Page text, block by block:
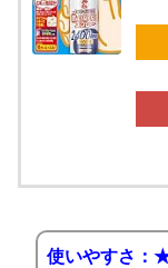
使いやすさ